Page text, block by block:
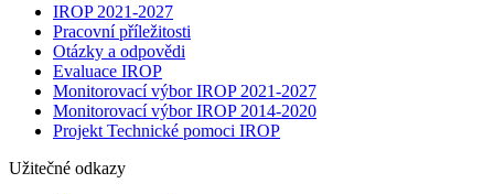
IROP 2021-2027
Pracovní příležitosti
Otázky a odpovědi
Evaluace IROP
Monitorovací výbor IROP 2021-2027
Monitorovací výbor IROP 2014-2020
Projekt Technické pomoci IROP
Užitečné odkazy